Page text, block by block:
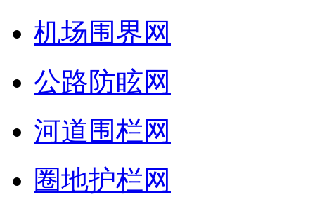
机场围界网
公路防眩网
河道围栏网
圈地护栏网